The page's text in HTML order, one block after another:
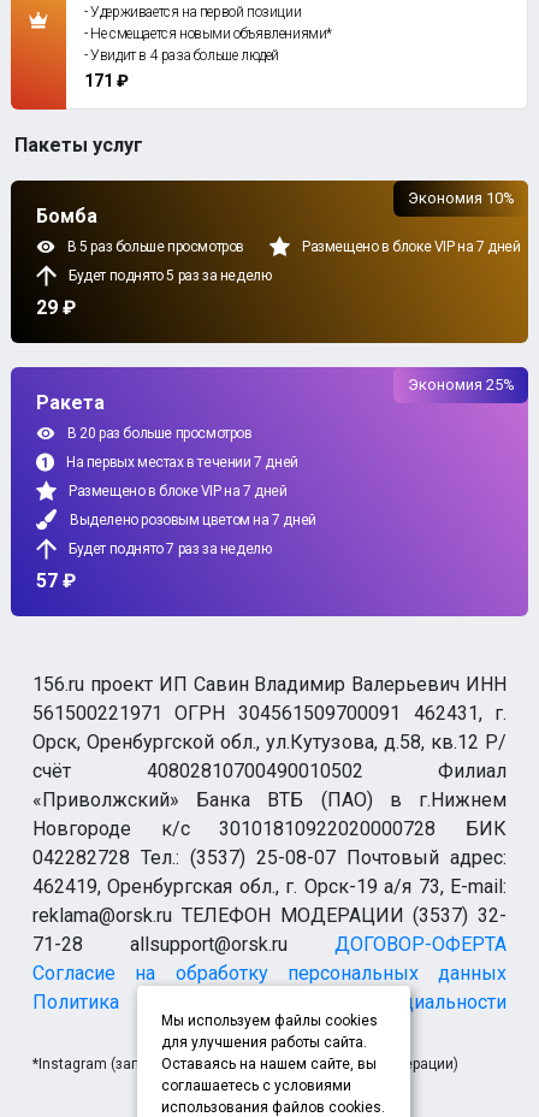
- Удерживается на первой позиции
- Не смещается новыми объявлениями*
- Увидит в 4 раза больше людей
171 ₽
Пакеты услуг
Бомба
В 5 раз больше просмотров
Размещено в блоке VIP на 7 дней
Будет поднято 5 раз за неделю
29 ₽
Экономия 10%
Ракета
В 20 раз больше просмотров
На первых местах в течении 7 дней
Размещено в блоке VIP на 7 дней
Выделено розовым цветом на 7 дней
Будет поднято 7 раз за неделю
57 ₽
Экономия 25%
156.ru проект ИП Савин Владимир Валерьевич ИНН
561500221971 ОГРН 304561509700091 462431, г.
Орск, Оренбургской обл., ул.Кутузова, д.58, кв.12 Р/
счёт 40802810700490010502 Филиал
«Приволжский» Банка ВТБ (ПАО) в г.Нижнем
Новгороде к/с 30101810922020000728 БИК
042282728 Тел.: (3537) 25-08-07 Почтовый адрес:
462419, Оренбургская обл., г. Орск-19 а/я 73, E-mail:
reklama@orsk.ru ТЕЛЕФОН МОДЕРАЦИИ (3537) 32-
71-28 allsupport@orsk.ruДОГОВОР-ОФЕРТА
Согласие на обработку персональных данных
Политика конфиденциальности
*Instagram (запрещен на территории Российской Федерации)
Мы используем файлы cookies
для улучшения работы сайта.
Оставаясь на нашем сайте, вы
соглашаетесь с условиями
использования файлов cookies.